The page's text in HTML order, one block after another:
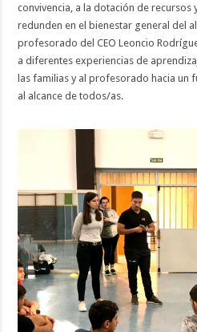
convivencia, a la dotación de
redunden en el bienestar general del
profesorado del CEO Leoncio
a diferentes experiencias de
las familias y al profesorado hacia un
al alcance de todos/as.